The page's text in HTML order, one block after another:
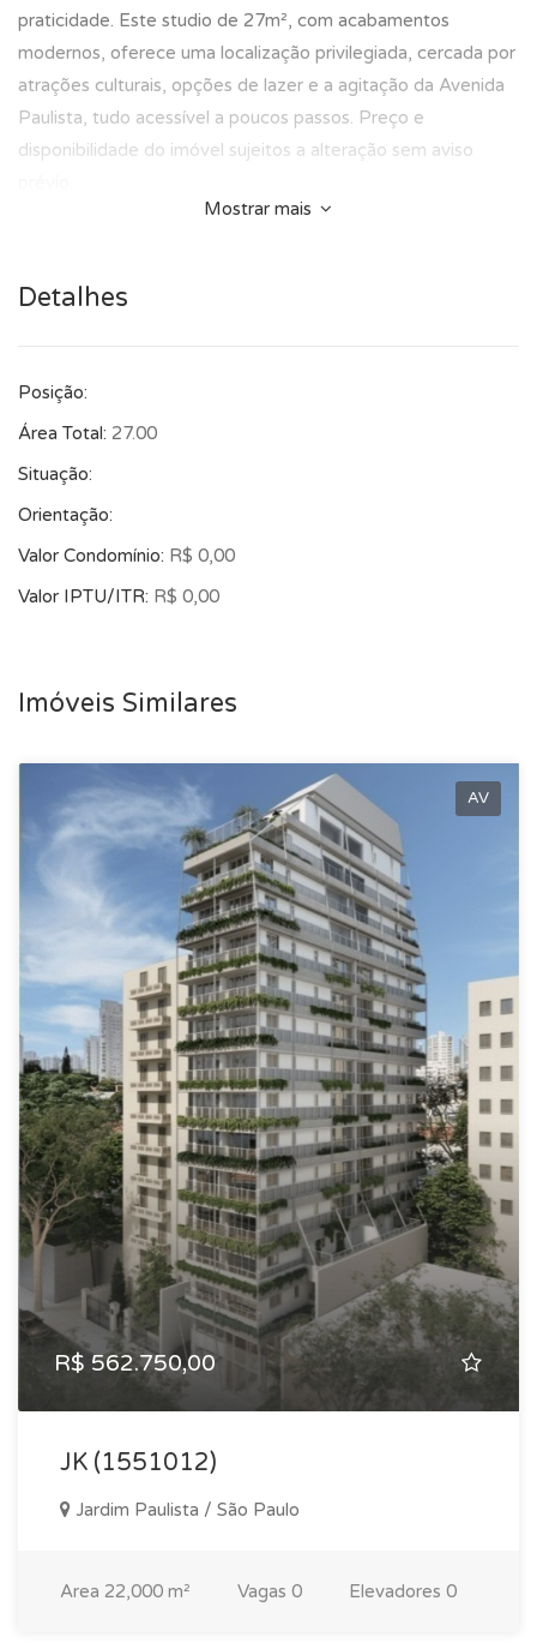
praticidade. Este studio de 27m², com acabamentos
modernos, oferece uma localização privilegiada, cercada por
atrações culturais, opções de lazer e a agitação da Avenida
Paulista, tudo acessível a poucos passos. Preço e
disponibilidade do imóvel sujeitos a alteração sem aviso
Mostrar mais
Detalhes
Posição:
Área Total: 27.00
Situação:
Orientação:
Valor Condomínio: R$ 0,00
Valor IPTU/ITR: R$ 0,00
Imóveis Similares
AV
R$ 562.750,00
JK (1551012)
Jardim Paulista / São Paulo
Area 22,000 m² Vagas 0 Elevadores 0